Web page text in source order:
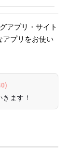
アプリ・サイト
アプリをお使い
ます！